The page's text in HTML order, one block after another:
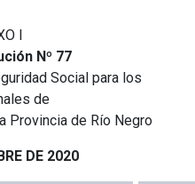
I
Nº 77
Social para los
de
Provincia de Río Negro
DE 2020